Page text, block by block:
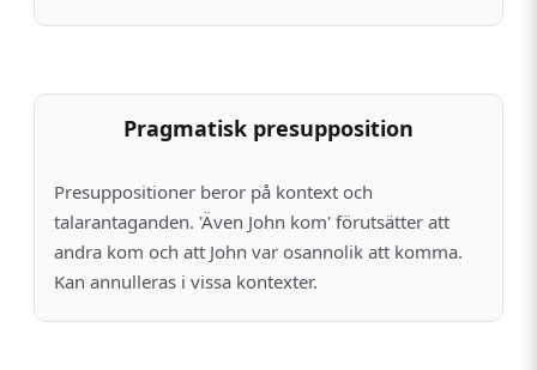
Pragmatisk presupposition
Presuppositioner beror på kontext och
talarantaganden. 'Även John kom' förutsätter att
andra kom och att John var osannolik att komma.
Kan annulleras i vissa kontexter.